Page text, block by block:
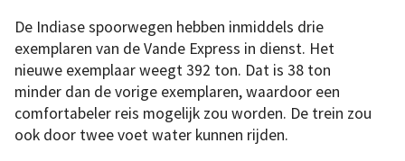
De Indiase spoorwegen hebben inmiddels drie
exemplaren van de Vande Express in dienst. Het
nieuwe exemplaar weegt 392 ton. Dat is 38 ton
minder dan de vorige exemplaren, waardoor een
comfortabeler reis mogelijk zou worden. De trein zou
ook door twee voet water kunnen rijden.